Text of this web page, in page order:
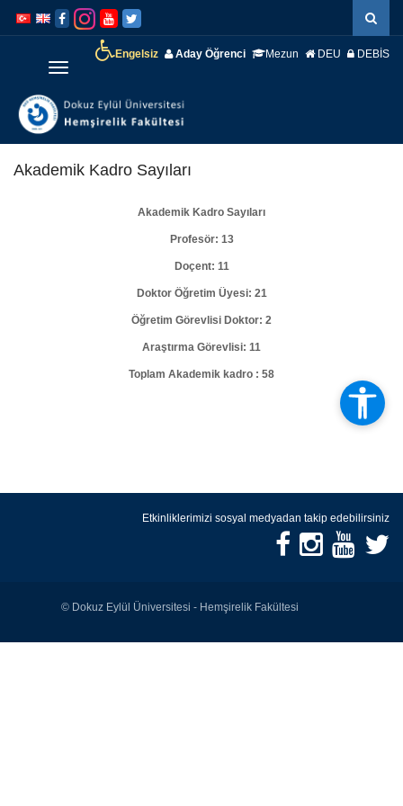
atla
Navigasyona
atla
Engelsiz Aday Öğrenci Mezun DEU
DEBİS
Menüye
Akademik Kadro Sayıları
Akademik Kadro Sayıları
Profesör: 13
Doçent: 11
Doktor Öğretim Üyesi: 21
Öğretim Görevlisi Doktor: 2
Araştırma Görevlisi: 11
Toplam Akademik kadro : 58
Etkinliklerimizi sosyal medyadan takip edebilirsiniz
© Dokuz Eylül Üniversitesi - Hemşirelik Fakültesi